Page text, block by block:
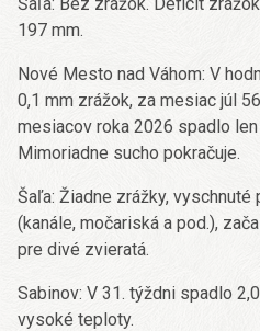
197 mm.
Nové Mesto nad Váhom: V
0,1 mm zrážok, za mesiac júl
mesiacov roka 2026 spadlo
Mimoriadne sucho pokračuje.
Šaľa: Žiadne zrážky,
(kanále, močariská a pod.),
pre divé zvieratá.
Sabinov: V 31. týždni spadlo
vysoké teploty.